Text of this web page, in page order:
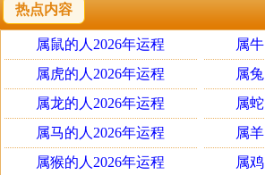
热点内容
属鼠的人2026年运程
属
属虎的人2026年运程
属
属龙的人2026年运程
属
属马的人2026年运程
属
属猴的人2026年运程
属